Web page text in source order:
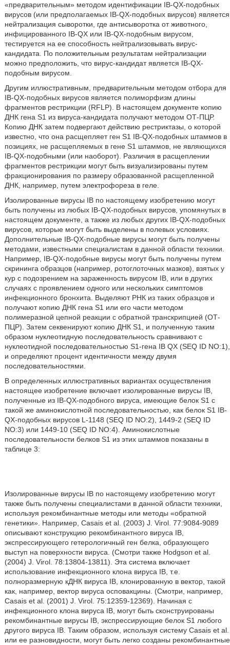
«предварительным» методом идентификации IB-QX-подобных
вирусов (или предполагаемых IB-QX-подобных вирусов) является
нейтрализация сыворотки, где антисыворотка от животного,
инфицированного IB-QX или IB-QX-подобным вирусом,
тестируется на ее способность нейтрализовывать вирус-
кандидата. По положительным результатам нейтрализации
можно предположить, что вирус-кандидат является IB-QX-
подобным вирусом.
Другим иллюстративным, предварительным методом отбора для
IB-QX-подобных вирусов является полиморфизм длины
фрагментов рестрикции (RFLP). В настоящем документе копию
ДНК гена S1 из вируса-кандидата получают методом ОТ-ПЦР.
Копию ДНК затем подвергают действию рестриктазы, о которой
известно, что она расщепляет ген S1 IB-QX-подобных штаммов в
позициях, не расщепляемых в гене S1 штаммов, не являющихся
IB-QX-подобными (или наоборот). Различия в расщеплении
фрагментов рестрикции могут быть визуализированы путем
фракционирования по размеру образованной расщепленной
ДНК, например, путем электрофореза в геле.
Изолированные вирусы IB по настоящему изобретению могут
быть получены из любых IB-QX-подобных вирусов, упомянутых в
настоящем документе, а также из любых других IB-QX-подобных
вирусов, которые могут быть выделены в полевых условиях.
Дополнительные IB-QX-подобные вирусы могут быть получены
методами, известными специалистам в данной области техники.
Например, IB-QX-подобные вирусы могут быть получены путем
скрининга образцов (например, ротоглоточных мазков), взятых у
кур с подозрением на зараженность вирусом IB, или в других
случаях с проявлением одного или нескольких симптомов
инфекционного бронхита. Выделяют РНК из таких образцов и
получают копию ДНК гена S1 или его части методом
полимеразной цепной реакции с обратной транскрипцией (ОТ-
ПЦР). Затем секвенируют копию ДНК S1, и полученную таким
образом нуклеотидную последовательность сравнивают с
нуклеотидной последовательностью S1-гена IB QX (SEQ ID NO:1),
и определяют процент идентичности между двумя
последовательностями.
В определенных иллюстративных вариантах осуществления
настоящее изобретение включает изолированные вирусы IB,
полученные из IB-QX-подобного вируса, имеющие белок S1 с
такой же аминокислотной последовательностью, как белок S1 IB-
QX-подобных вирусов L-1148 (SEQ ID NO:2), 1449-2 (SEQ ID
NO:3) или 1449-10 (SEQ ID NO:4). Аминокислотные
последовательности белков S1 из этих штаммов показаны в
таблице 3:
Изолированные вирусы IB по настоящему изобретению могут
также быть получены специалистами в данной области техники,
используя рекомбинантные методы или методы «обратной
генетики». Например, Casais et al. (2003) J. Virol. 77:9084-9089
описывают конструкцию рекомбинантного вируса IB,
экспрессирующего гетерологичный ген белка, образующего
выступ на поверхности вируса. (Смотри также Hodgson et al.
(2004) J. Virol. 78:13804-13811). Эта система включает
использование инфекционного клона вируса IB, т.е.
полноразмерную кДНК вируса IB, клонированную в вектор, такой
как, например, вектор вируса осповакцины. (Смотри, например,
Casais et al. (2001) J. Virol. 75:12359-12369). Начиная с
инфекционного клона вируса IB, могут быть сконструированы
рекомбинантные вирусы IB, экспрессирующие белок S1 любого
другого вируса IB. Таким образом, используя систему Casais et al.
или ее разновидности, могут быть легко созданы рекомбинантные